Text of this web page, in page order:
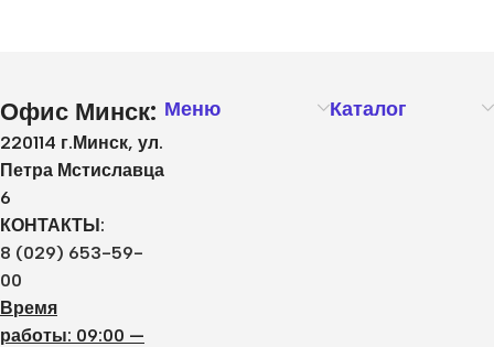
Офис Минск:
220114 г.Минск, ул.
Петра Мстиславца
6
КОНТАКТЫ:
8 (029) 653-59-
00
Время
работы: 09:00 —
Меню Каталог